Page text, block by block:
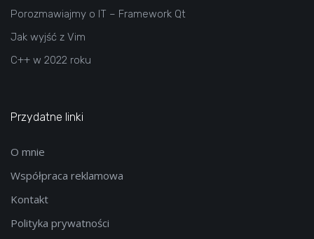
Porozmawiajmy o IT – Framework Qt
Jak wyjść z Vim
C++ w 2022 roku
Przydatne linki
O mnie
Współpraca reklamowa
Kontakt
Polityka prywatności